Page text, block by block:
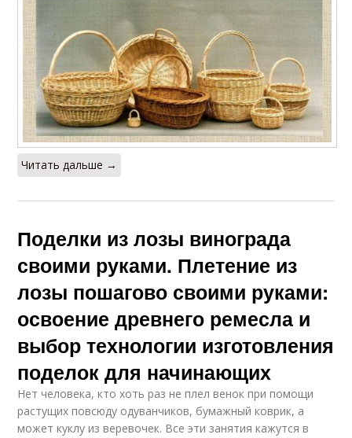
Читать дальше →
Поделки из лозы винограда
своими руками. Плетение из
лозы пошагово своими руками:
освоение древнего ремесла и
выбор технологии изготовления
поделок для начинающих
Нет человека, кто хоть раз не плел венок при помощи
растущих повсюду одуванчиков, бумажный коврик, а
может куклу из веревочек. Все эти занятия кажутся в